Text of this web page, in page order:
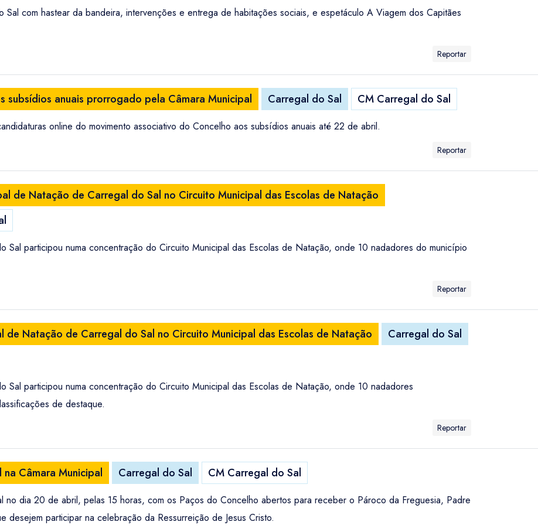
com hastear da bandeira, intervenções e entrega de habitações sociais, e espetáculo A Viagem dos Capitães
Reportar
subsídios anuais prorrogado pela Câmara Municipal Carregal do Sal CM Carregal do Sal
online do movimento associativo do Concelho aos subsídios anuais até 22 de abril.
Reportar
de Natação de Carregal do Sal no Circuito Municipal das Escolas de Natação
Sal participou numa concentração do Circuito Municipal das Escolas de Natação, onde 10 nadadores do município
Reportar
de Natação de Carregal do Sal no Circuito Municipal das Escolas de Natação
Carregal do Sal
Sal participou numa concentração do Circuito Municipal das Escolas de Natação, onde 10 nadadores
de destaque.
Reportar
Câmara Municipal Carregal do Sal CM Carregal do Sal
no dia 20 de abril, pelas 15 horas, com os Paços do Concelho abertos para receber o Pároco da Freguesia, Padre
desejem participar na celebração da Ressurreição de Jesus Cristo.